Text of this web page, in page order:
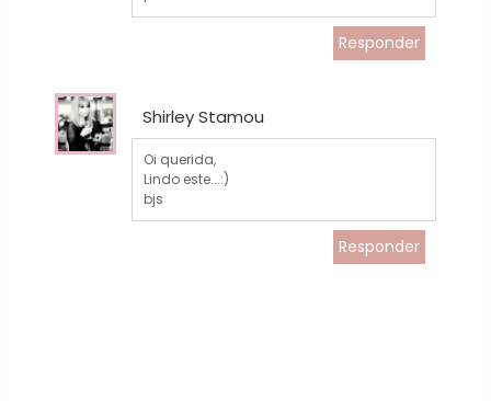
Responder
Shirley Stamou
Oi querida,
Lindo este...:)
bjs
Responder